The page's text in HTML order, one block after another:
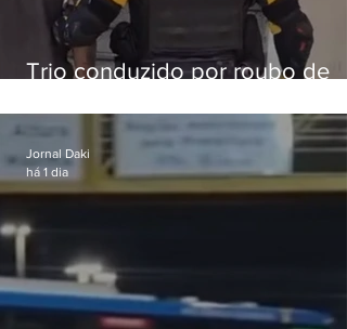
Trio conduzido por roubo de
passagens
Jornal Daki
há 1 dia